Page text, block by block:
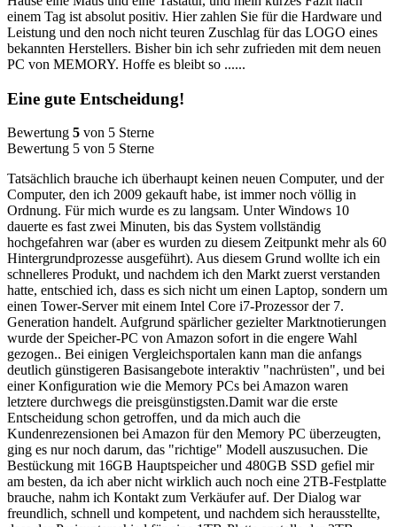
einem Tag ist absolut positiv. Hier zahlen Sie für die Hardware und
Leistung und den noch nicht teuren Zuschlag für das LOGO eines
bekannten Herstellers. Bisher bin ich sehr zufrieden mit dem neuen
PC von MEMORY. Hoffe es bleibt so ......
Eine gute Entscheidung!
Bewertung 5 von 5 Sterne
Bewertung 5 von 5 Sterne
Tatsächlich brauche ich überhaupt keinen neuen Computer, und der
Computer, den ich 2009 gekauft habe, ist immer noch völlig in
Ordnung. Für mich wurde es zu langsam. Unter Windows 10
dauerte es fast zwei Minuten, bis das System vollständig
hochgefahren war (aber es wurden zu diesem Zeitpunkt mehr als 60
Hintergrundprozesse ausgeführt). Aus diesem Grund wollte ich ein
schnelleres Produkt, und nachdem ich den Markt zuerst verstanden
hatte, entschied ich, dass es sich nicht um einen Laptop, sondern um
einen Tower-Server mit einem Intel Core i7-Prozessor der 7.
Generation handelt. Aufgrund spärlicher gezielter Marktnotierungen
wurde der Speicher-PC von Amazon sofort in die engere Wahl
gezogen.. Bei einigen Vergleichsportalen kann man die anfangs
deutlich günstigeren Basisangebote interaktiv "nachrüsten", und bei
einer Konfiguration wie die Memory PCs bei Amazon waren
letztere durchwegs die preisgünstigsten.Damit war die erste
Entscheidung schon getroffen, und da mich auch die
Kundenrezensionen bei Amazon für den Memory PC überzeugten,
ging es nur noch darum, das "richtige" Modell auszusuchen. Die
Bestückung mit 16GB Hauptspeicher und 480GB SSD gefiel mir
am besten, da ich aber nicht wirklich auch noch eine 2TB-Festplatte
brauche, nahm ich Kontakt zum Verkäufer auf. Der Dialog war
freundlich, schnell und kompetent, und nachdem sich herausstellte,